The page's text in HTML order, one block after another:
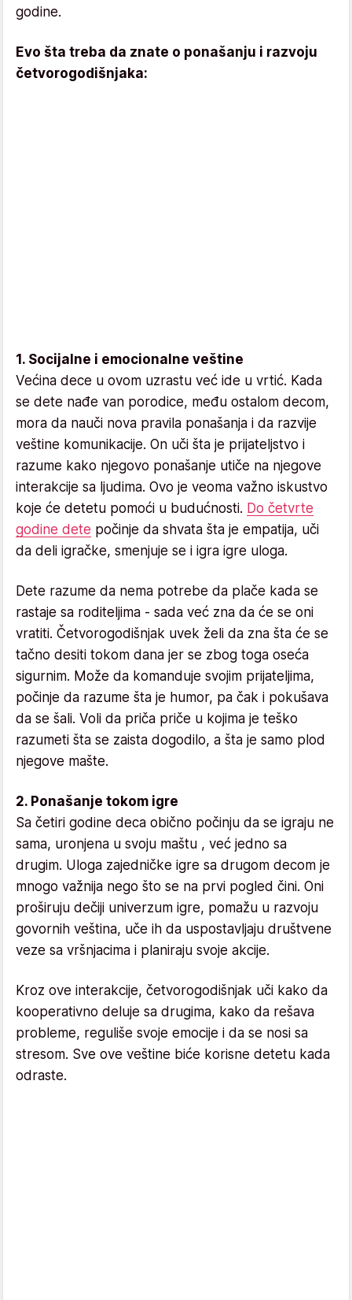
godine.
Evo šta treba da znate o ponašanju i razvoju
četvorogodišnjaka:
1. Socijalne i emocionalne veštine
Većina dece u ovom uzrastu već ide u vrtić. Kada
se dete nađe van porodice, među ostalom decom,
mora da nauči nova pravila ponašanja i da razvije
veštine komunikacije. On uči šta je prijateljstvo i
razume kako njegovo ponašanje utiče na njegove
interakcije sa ljudima. Ovo je veoma važno iskustvo
koje će detetu pomoći u budućnosti. Do četvrte
godine dete počinje da shvata šta je empatija, uči
da deli igračke, smenjuje se i igra igre uloga.
Dete razume da nema potrebe da plače kada se
rastaje sa roditeljima - sada već zna da će se oni
vratiti. Četvorogodišnjak uvek želi da zna šta će se
tačno desiti tokom dana jer se zbog toga oseća
sigurnim. Može da komanduje svojim prijateljima,
počinje da razume šta je humor, pa čak i pokušava
da se šali. Voli da priča priče u kojima je teško
razumeti šta se zaista dogodilo, a šta je samo plod
njegove mašte.
2. Ponašanje tokom igre
Sa četiri godine deca obično počinju da se igraju ne
sama, uronjena u svoju maštu , već jedno sa
drugim. Uloga zajedničke igre sa drugom decom je
mnogo važnija nego što se na prvi pogled čini. Oni
proširuju dečiji univerzum igre, pomažu u razvoju
govornih veština, uče ih da uspostavljaju društvene
veze sa vršnjacima i planiraju svoje akcije.
Kroz ove interakcije, četvorogodišnjak uči kako da
kooperativno deluje sa drugima, kako da rešava
probleme, reguliše svoje emocije i da se nosi sa
stresom. Sve ove veštine biće korisne detetu kada
odraste.